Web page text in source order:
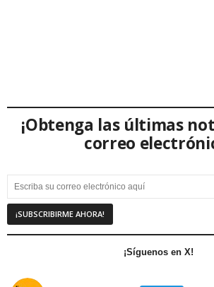
¡Obtenga las últimas
correo
¡Síguenos en X!